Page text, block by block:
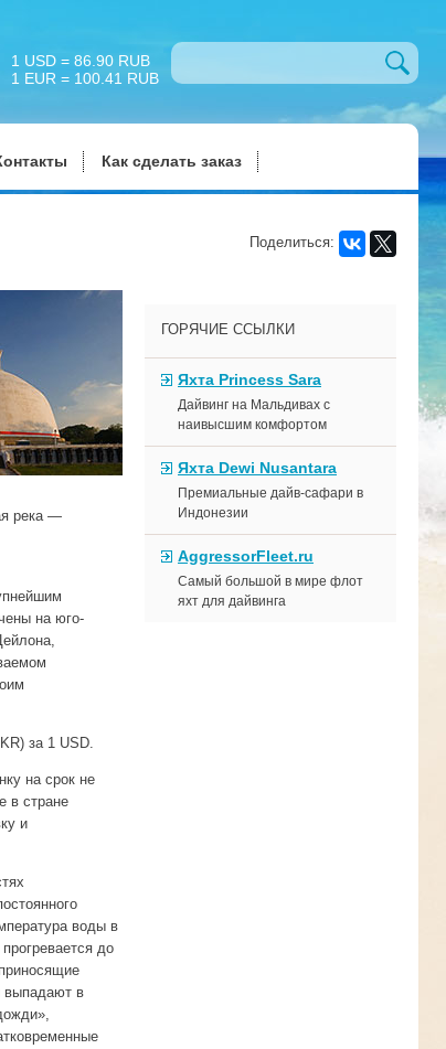
1 USD = 86.90 RUB
1 EUR = 100.41 RUB
Как сделать заказ
Поделиться:
ГОРЯЧИЕ ССЫЛКИ
Яхта Princess Sara
Дайвинг на Мальдивах с
наивысшим комфортом
Яхта Dewi Nusantara
Премиальные дайв-сафари в
Индонезии
AggressorFleet.ru
Самый большой в мире флот
яхт для дайвинга
река —
на юго-
за 1 USD.
на срок не
в стране
и
воды в
до
выпадают в